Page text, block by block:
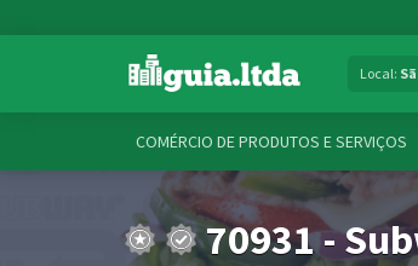
Local:
COMÉRCIO DE PRODUTOS E SERVIÇOS
70931 -